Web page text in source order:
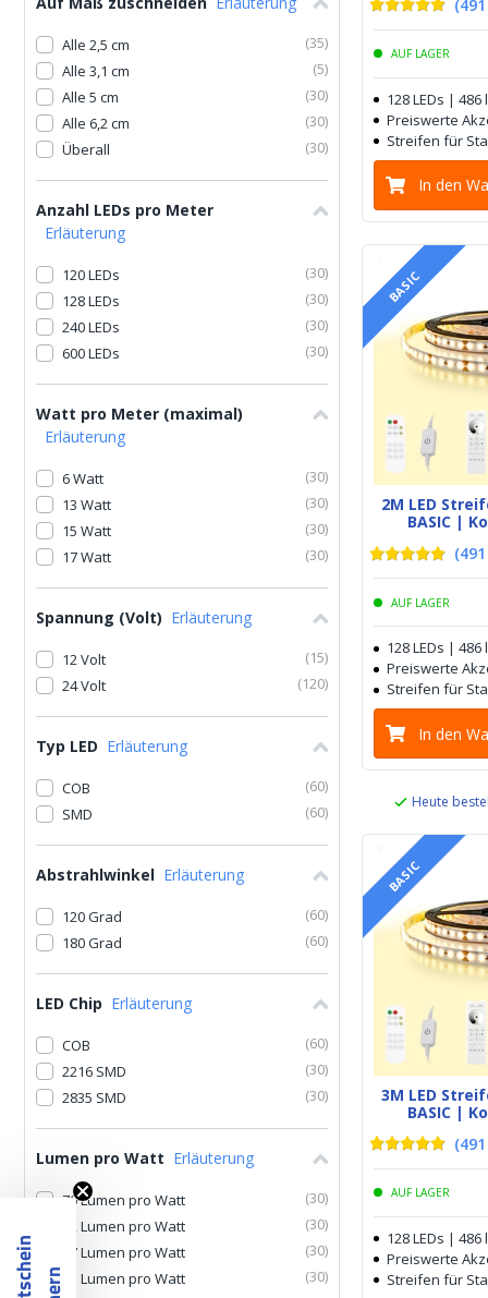
Alle 2,5 cm (35)
Alle 3,1 cm
(5)
Alle 5 cm
(30)
Alle 6,2 cm
(30)
Überall
(30)
Anzahl LEDs pro Meter
Erläuterung
120 LEDs (30)
128 LEDs
(30)
240 LEDs
(30)
600 LEDs
(30)
Watt pro Meter (maximal)
Erläuterung
6 Watt (30)
13 Watt
(30)
15 Watt
(30)
17 Watt
(30)
Spannung (Volt) Erläuterung
12 Volt (15)
24 Volt
(120)
Typ LED Erläuterung
COB (60)
SMD
(60)
Abstrahlwinkel Erläuterung
120 Grad (60)
180 Grad
(60)
LED Chip Erläuterung
COB (60)
2216 SMD
(30)
2835 SMD
(30)
Lumen pro Watt Erläuterung
70 Lumen pro Watt (30)
82 Lumen pro Watt
(30)
87 Lumen pro Watt
(30)
93 Lumen pro Watt
(30)
(491
AUF LAGER
128 LEDs |
Preiswerte
Streifen für
In den
BASIC
2M LED
BASIC |
(491
AUF LAGER
128 LEDs |
Preiswerte
Streifen für
In den
Heute
BASIC
3M LED
BASIC |
(491
AUF LAGER
128 LEDs |
Preiswerte
Streifen für